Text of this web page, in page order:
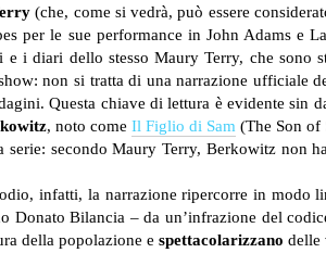
(che, come si vedrà, può essere
per le sue performance in John Adams e
i diari dello stesso Maury Terry, che sono
non si tratta di una narrazione ufficiale
Questa chiave di lettura è evidente sin
, noto come Il Figlio di Sam (The Son of
serie: secondo Maury Terry, Berkowitz non
infatti, la narrazione ripercorre in modo
Bilancia – da un’infrazione del
della popolazione espettacolarizzano delle